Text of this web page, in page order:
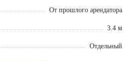
От прошлого арендатора
3.4 м
Отдельный